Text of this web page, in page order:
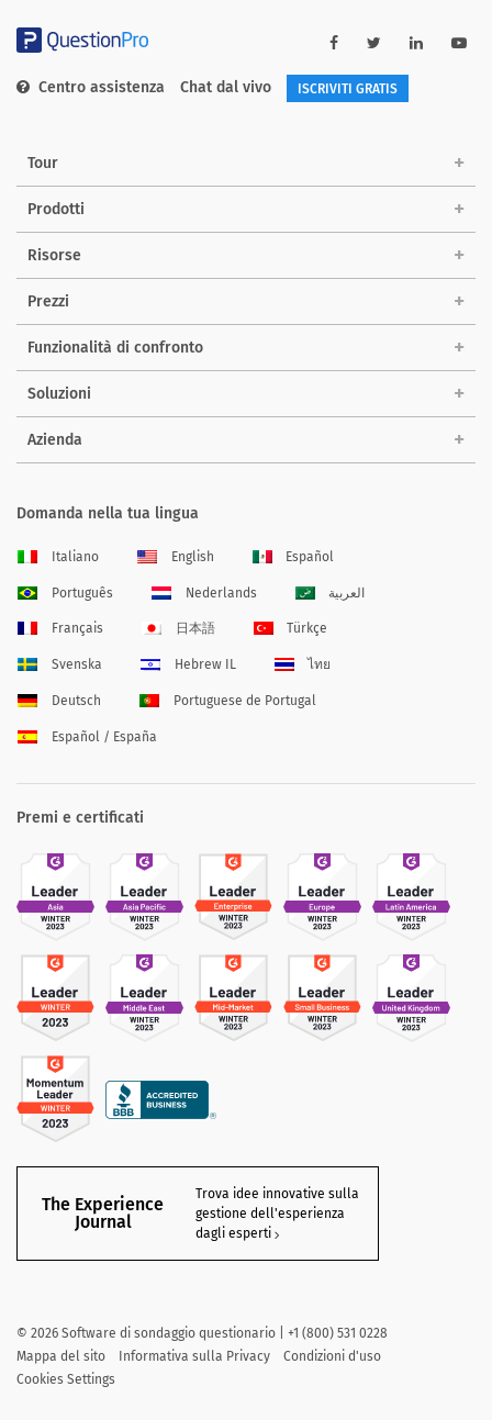
Centro assistenza Chat dal vivo ISCRIVITI GRATIS
Tour
Prodotti
Risorse
Prezzi
Funzionalità di confronto
Soluzioni
Azienda
Domanda nella tua lingua
Italiano English Español
Português Nederlands العربية
Français 日本語 Türkçe
Svenska Hebrew IL ไทย
Deutsch Portuguese de Portugal
Español / España
Premi e certificati
The Experience
Journal
Trova idee innovative sulla
gestione dell'esperienza
dagli esperti
© 2026 Software di sondaggio questionario | +1 (800) 531 0228
Mappa del sito
Informativa sulla Privacy
Condizioni d'uso
Cookies Settings